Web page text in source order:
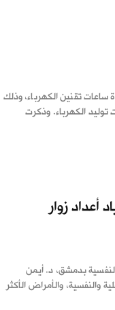
ساعات تقنين الكهرباء، وذلك
الكهرباء. وذكرت
أعداد زوار
بدمشق، د. أيمن
والنفسية، والأمراض الأكثر